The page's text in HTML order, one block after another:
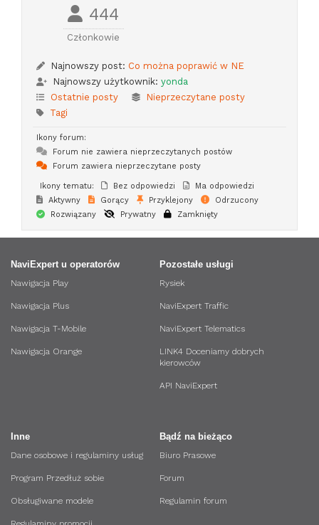
444
Członkowie
Najnowszy post: Co można poprawić w NE
Najnowszy użytkownik: yonda
Ostatnie posty
Nieprzeczytane posty
Tagi
Ikony forum:
Forum nie zawiera nieprzeczytanych postów
Forum zawiera nieprzeczytane posty
Ikony tematu: Bez odpowiedzi
Ma odpowiedzi
Aktywny
Gorący Przyklejony
Odrzucony
Rozwiązany
Prywatny Zamknięty
NaviExpert u operatorów
Nawigacja Play
Nawigacja Plus
Nawigacja T-Mobile
Nawigacja Orange
Pozostałe usługi
Rysiek
NaviExpert Traffic
NaviExpert Telematics
LINK4 Doceniamy dobrych
kierowców
API NaviExpert
Bądź na bieżąco
Biuro Prasowe
Forum
Regulamin forum
Inne
Dane osobowe i regulaminy usług
Program Przedłuż sobie
Obsługiwane modele